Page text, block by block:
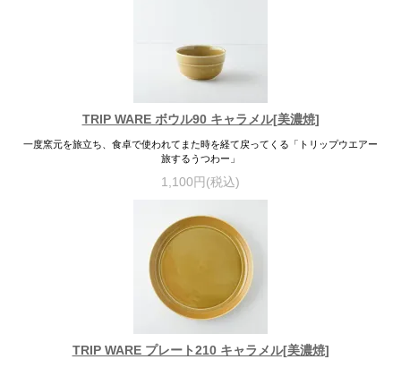
TRIP WARE ボウル90 キャラメル[美濃焼]
一度窯元を旅立ち、食卓で使われてまた時を経て戻ってくる「トリップウエアー
旅するうつわー」
1,100円(税込)
TRIP WARE プレート210 キャラメル[美濃焼]